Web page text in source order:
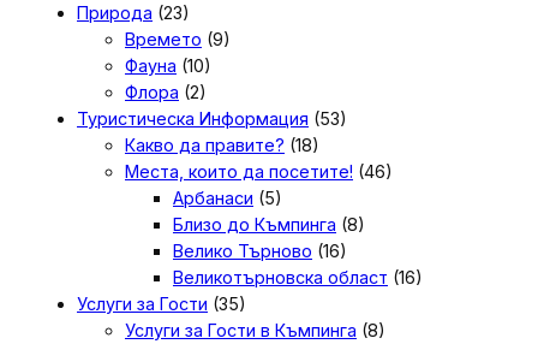
Природа (23)
Времето (9)
Фауна (10)
Флора (2)
Туристическа Информация (53)
Какво да правите? (18)
Места, които да посетите! (46)
Арбанаси (5)
Близо до Къмпинга (8)
Велико Търново (16)
Великотърновска област (16)
Услуги за Гости (35)
Услуги за Гости в Къмпинга (8)